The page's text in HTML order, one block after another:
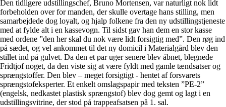
Den tidligere udstillingschef, Bruno Mortensen, var naturligt nok lidt
forbeholden over for manden, der skulle overtage hans stilling, men
samarbejdede dog loyalt, og hjalp folkene fra den ny udstillingstjeneste
med at fylde alt i en kassevogn. Til sidst gav han dem en stor kasse
med ordene ”den her skal du nok være lidt forsigtig med”. Den røg ind
på sædet, og vel ankommet til det ny domicil i Materialgård blev den
stillet ind på gulvet. Da den et par uger senere blev åbnet, blegnede
Fridtjof noget, da den viste sig at være fyldt med gamle tændsatser og
sprængstoffer. Den blev – meget forsigtigt - hentet af forsvarets
sprængstofeksperter. Et enkelt omslagspapir med teksten ”PE-2”
(engelsk, nedkastet plastisk sprængstof) blev dog gemt og lagt i en
udstillingsvitrine, der stod på trappeafsatsen på 1. sal.